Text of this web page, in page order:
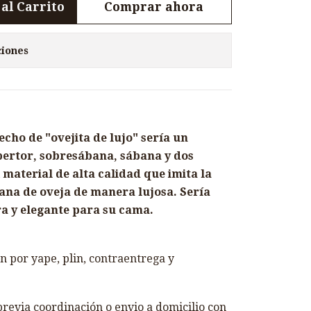
Carrito Comprar ahora
de "ovejita de lujo" sería un
sobresábana, sábana y dos
de alta calidad que imita la
de oveja de manera lujosa. Sería
y elegante para su cama.
por yape, plin, contraentrega y
coordinación o envio a domicilio con